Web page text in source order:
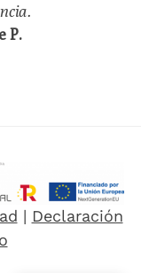
P.
| Declaración